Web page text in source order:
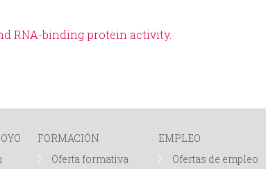
RNA-binding protein activity.
FORMACIÓN
Oferta formativa
EMPLEO
Ofertas de empleo